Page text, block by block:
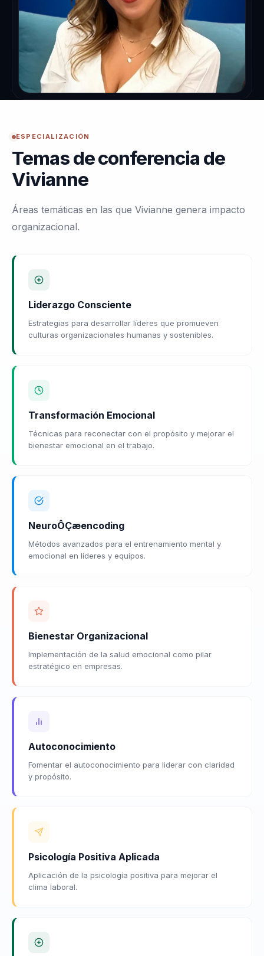
ESPECIALIZACIÓN
Temas de conferencia de
Vivianne
Áreas temáticas en las que Vivianne genera impacto
organizacional.
Liderazgo Consciente
Estrategias para desarrollar líderes que promueven
culturas organizacionales humanas y sostenibles.
Transformación Emocional
Técnicas para reconectar con el propósito y mejorar el
bienestar emocional en el trabajo.
NeuroÔÇæencoding
Métodos avanzados para el entrenamiento mental y
emocional en líderes y equipos.
Bienestar Organizacional
Implementación de la salud emocional como pilar
estratégico en empresas.
Autoconocimiento
Fomentar el autoconocimiento para liderar con claridad
y propósito.
Psicología Positiva Aplicada
Aplicación de la psicología positiva para mejorar el
clima laboral.